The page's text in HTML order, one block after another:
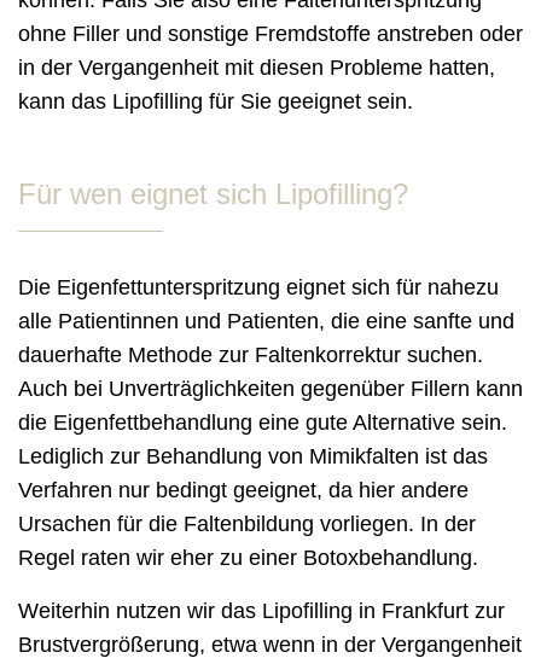
ohne Filler und sonstige Fremdstoffe anstreben oder
in der Vergangenheit mit diesen Probleme hatten,
kann das Lipofilling für Sie geeignet sein.
Für wen eignet sich Lipofilling?
Die Eigenfettunterspritzung eignet sich für nahezu
alle Patientinnen und Patienten, die eine sanfte und
dauerhafte Methode zur Faltenkorrektur suchen.
Auch bei Unverträglichkeiten gegenüber Fillern kann
die Eigenfettbehandlung eine gute Alternative sein.
Lediglich zur Behandlung von Mimikfalten ist das
Verfahren nur bedingt geeignet, da hier andere
Ursachen für die Faltenbildung vorliegen. In der
Regel raten wir eher zu einer Botoxbehandlung.
Weiterhin nutzen wir das Lipofilling in Frankfurt zur
Brustvergrößerung, etwa wenn in der Vergangenheit